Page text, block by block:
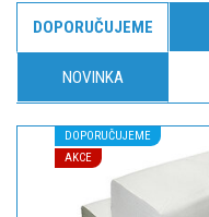
DOPORUČUJEME
NOVINKA
DOPORUČUJEME
AKCE